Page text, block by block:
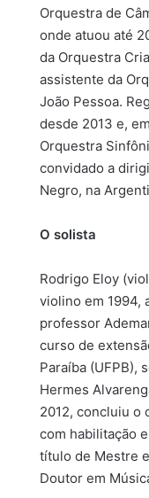
Orquestra de
onde atuou até
da Orquestra
assistente da
João Pessoa.
desde 2013 e,
Orquestra
convidado a
Negro, na
O solista
Rodrigo Eloy
violino em 1994,
professor
curso de
Paraíba (UFPB),
Hermes
2012, concluiu o
com habilitação
título de Mestre
Doutor em